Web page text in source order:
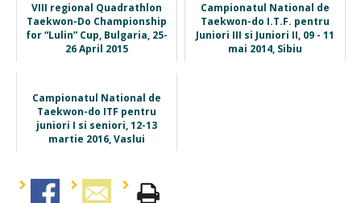
VIII regional Quadrathlon
Taekwon-Do Championship
for “Lulin” Cup, Bulgaria, 25-
26 April 2015
Campionatul National de
Taekwon-do I.T.F. pentru
Juniori III si Juniori II, 09 - 11
mai 2014, Sibiu
Campionatul National de
Taekwon-do ITF pentru
juniori I si seniori, 12-13
martie 2016, Vaslui